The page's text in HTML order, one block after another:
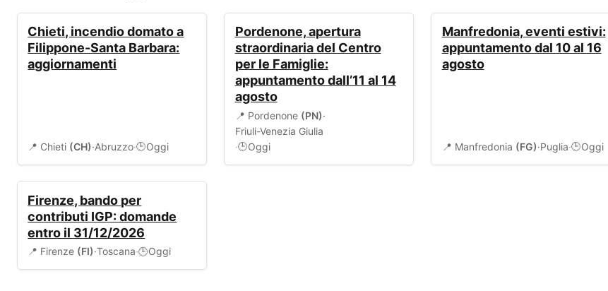
Chieti, incendio domato a
Filippone-Santa Barbara:
aggiornamenti
📍 Chieti (CH)·Abruzzo·🕒Oggi
Pordenone, apertura
straordinaria del Centro
per le Famiglie:
appuntamento dall’11 al 14
agosto
📍 Pordenone (PN)·
Friuli-Venezia Giulia
·🕒Oggi
Manfredonia, eventi estivi:
appuntamento dal 10 al 16
agosto
📍 Manfredonia (FG)·Puglia·🕒Oggi
Firenze, bando per
contributi IGP: domande
entro il 31/12/2026
📍 Firenze (FI)·Toscana·🕒Oggi